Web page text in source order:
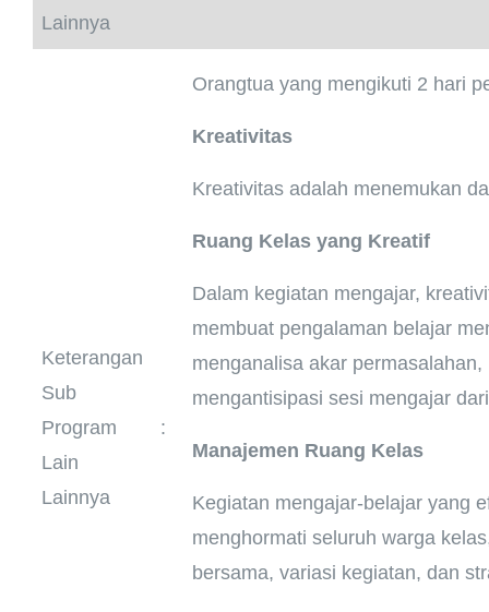
Lainnya
Keterangan
Sub
Program
Lain
Lainnya
:
Orangtua yang mengikuti 2 hari
Kreativitas
Kreativitas adalah menemukan
Ruang Kelas yang Kreatif
Dalam kegiatan mengajar,
membuat pengalaman belajar
menganalisa akar
mengantisipasi sesi mengajar
Manajemen Ruang Kelas
Kegiatan mengajar-belajar yang
menghormati seluruh warga
bersama, variasi kegiatan, dan